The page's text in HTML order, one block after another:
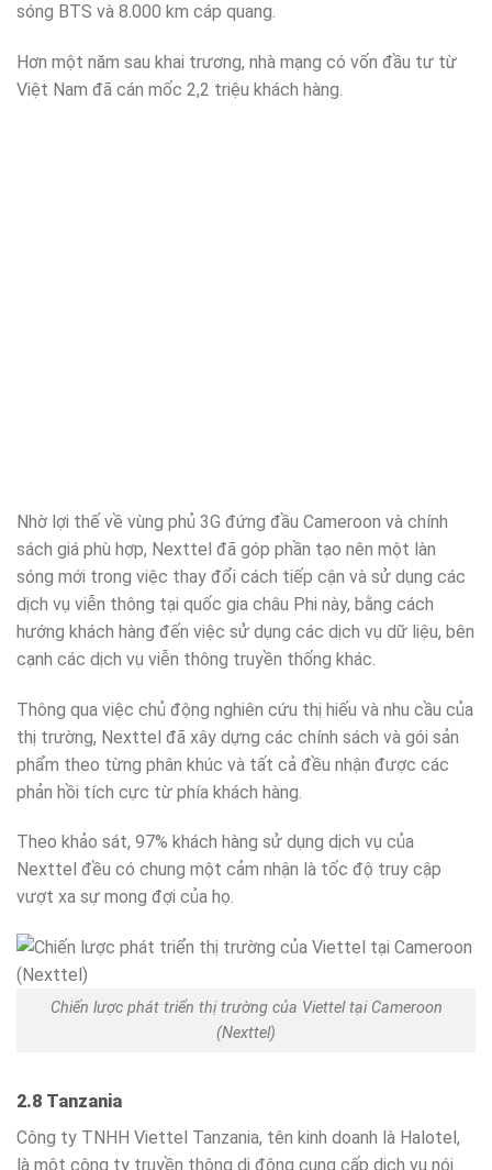
sóng BTS và 8.000 km cáp quang.
Hơn một năm sau khai trương, nhà mạng có vốn đầu tư từ
Việt Nam đã cán mốc 2,2 triệu khách hàng.
Nhờ lợi thế về vùng phủ 3G đứng đầu Cameroon và chính
sách giá phù hợp, Nexttel đã góp phần tạo nên một làn
sóng mới trong việc thay đổi cách tiếp cận và sử dụng các
dịch vụ viễn thông tại quốc gia châu Phi này, bằng cách
hướng khách hàng đến việc sử dụng các dịch vụ dữ liệu, bên
cạnh các dịch vụ viễn thông truyền thống khác.
Thông qua việc chủ động nghiên cứu thị hiếu và nhu cầu của
thị trường, Nexttel đã xây dựng các chính sách và gói sản
phẩm theo từng phân khúc và tất cả đều nhận được các
phản hồi tích cực từ phía khách hàng.
Theo khảo sát, 97% khách hàng sử dụng dịch vụ của
Nexttel đều có chung một cảm nhận là tốc độ truy cập
vượt xa sự mong đợi của họ.
Chiến lược phát triển thị trường của Viettel tại Cameroon
(Nexttel)
2.8 Tanzania
Công ty TNHH Viettel Tanzania, tên kinh doanh là Halotel,
là một công ty truyền thông di động cung cấp dịch vụ nói